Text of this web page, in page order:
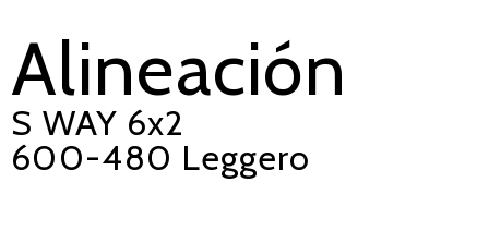
Alineación
S WAY 6x2
600-480 Leggero